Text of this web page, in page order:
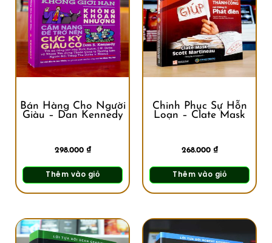
Bán Hàng Cho Người
Giàu – Dan Kennedy
298.000 ₫
Thêm vào giỏ
Chinh Phục Sự Hỗn
Loạn – Clate Mask
268.000 ₫
Thêm vào giỏ